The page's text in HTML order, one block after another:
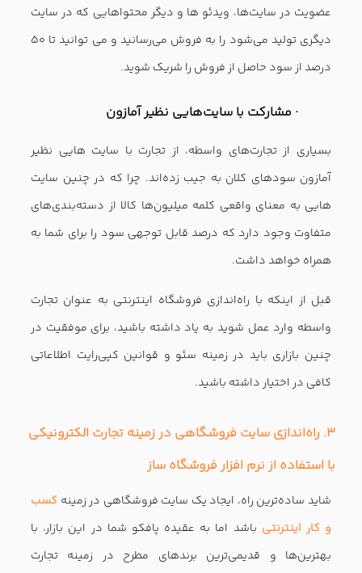
عضویت در سایت‌ها، ویدئو ها و دیگر محتواهایی که در سایت
دیگری تولید می‌شود را به فروش می‌رسانید و می توانید تا ۵۰
درصد از سود حاصل از فروش را شریک شوید.
· مشارکت با سایت‌هایی نظیر آمازون
بسیاری از تجارت‌های واسطه، از تجارت با سایت هایی نظیر
آمازون سودهای کلان به جیب زده‌اند. چرا که در چنین سایت
هایی به معنای واقعی کلمه میلیون‌ها کالا از دسته‌بندی‌های
متفاوت وجود دارد که درصد قابل توجهی سود را برای شما به
همراه خواهد داشت.
قبل از اینکه با راه‌اندازی فروشگاه اینترنتی به عنوان تجارت
واسطه وارد عمل شوید به یاد داشته باشید، برای موفقیت در
چنین بازاری باید در زمینه سئو و قوانین کپی‌رایت اطلاعاتی
کافی در اختیار داشته باشید.
۳. راه‌اندازی سایت فروشگاهی در زمینه تجارت الکترونیکی
با استفاده از نرم افزار فروشگاه ساز
شاید ساده‌ترین راه، ایجاد یک سایت فروشگاهی در زمینه کسب
و کار اینترنتی باشد اما به عقیده پافکو شما در این بازار، با
بهترین‌ها و قدیمی‌ترین برندهای مطرح در زمینه تجارت